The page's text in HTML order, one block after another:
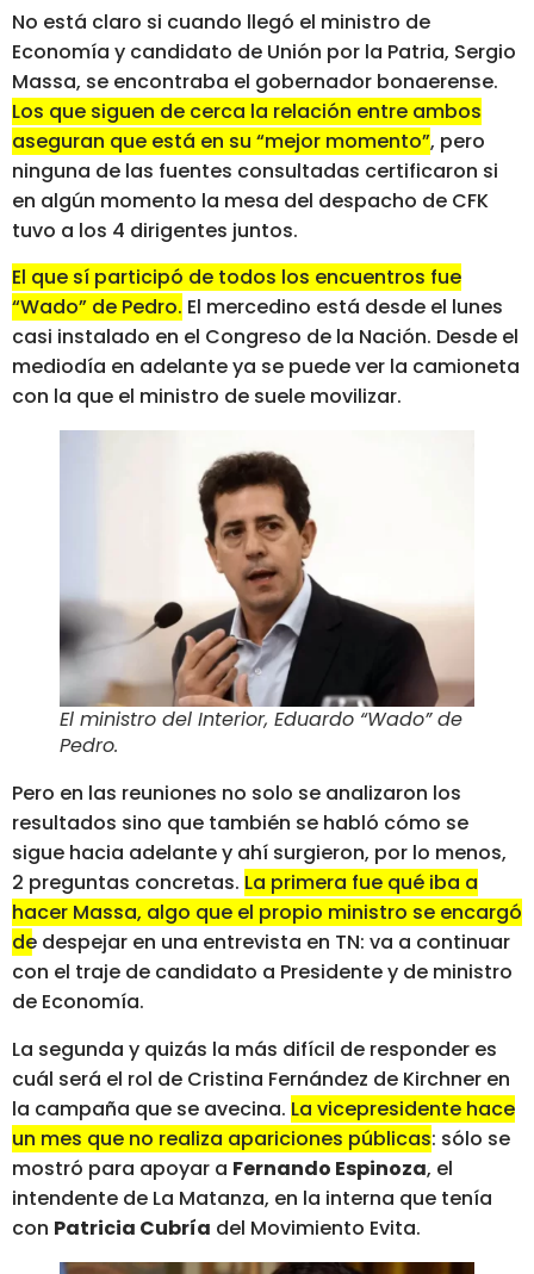
No está claro si cuando llegó el ministro de
Economía y candidato de Unión por la Patria, Sergio
Massa, se encontraba el gobernador bonaerense.
Los que siguen de cerca la relación entre ambos
aseguran que está en su “mejor momento”, pero
ninguna de las fuentes consultadas certificaron si
en algún momento la mesa del despacho de CFK
tuvo a los 4 dirigentes juntos.
El que sí participó de todos los encuentros fue
“Wado” de Pedro. El mercedino está desde el lunes
casi instalado en el Congreso de la Nación. Desde el
mediodía en adelante ya se puede ver la camioneta
con la que el ministro de suele movilizar.
El ministro del Interior, Eduardo “Wado” de
Pedro.
Pero en las reuniones no solo se analizaron los
resultados sino que también se habló cómo se
sigue hacia adelante y ahí surgieron, por lo menos,
2 preguntas concretas. La primera fue qué iba a
hacer Massa, algo que el propio ministro se encargó
de despejar en una entrevista en TN: va a continuar
con el traje de candidato a Presidente y de ministro
de Economía.
La segunda y quizás la más difícil de responder es
cuál será el rol de Cristina Fernández de Kirchner en
la campaña que se avecina. La vicepresidente hace
un mes que no realiza apariciones públicas: sólo se
mostró para apoyar a Fernando Espinoza, el
intendente de La Matanza, en la interna que tenía
con Patricia Cubría del Movimiento Evita.